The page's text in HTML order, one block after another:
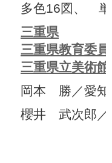
多色16図、 単
三重県
三重県教育委
三重県立美術館
岡本 勝／愛知
櫻井 武次郎／